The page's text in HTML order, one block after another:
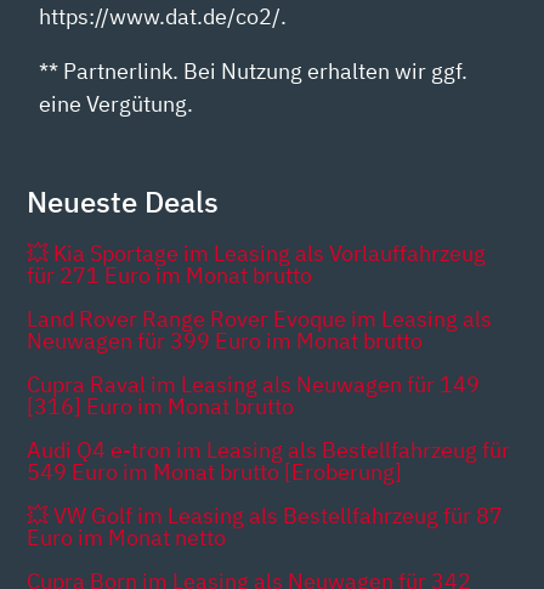
https://www.dat.de/co2/.
** Partnerlink. Bei Nutzung erhalten wir ggf.
eine Vergütung.
Neueste Deals
💥 Kia Sportage im Leasing als Vorlauffahrzeug
für 271 Euro im Monat brutto
Land Rover Range Rover Evoque im Leasing als
Neuwagen für 399 Euro im Monat brutto
Cupra Raval im Leasing als Neuwagen für 149
[316] Euro im Monat brutto
Audi Q4 e-tron im Leasing als Bestellfahrzeug für
549 Euro im Monat brutto [Eroberung]
💥 VW Golf im Leasing als Bestellfahrzeug für 87
Euro im Monat netto
Cupra Born im Leasing als Neuwagen für 342